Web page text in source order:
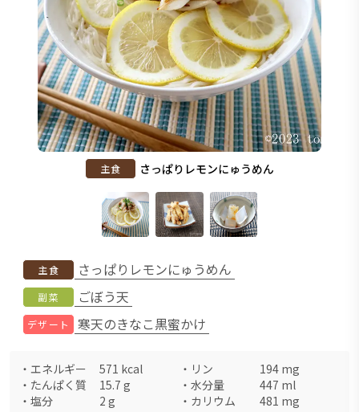
主食 さっぱりレモンにゅうめん
主食 さっぱりレモンにゅうめん
副菜 ごぼう天
デザート 寒天のきなこ黒蜜かけ
・ エネルギー 571 kcal ・ リン 194 mg
・ たんぱく質 15.7 g ・ 水分量 447 ml
・ 塩分 2 g ・ カリウム 481 mg